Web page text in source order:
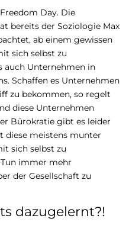
Day. Die
bereits der Soziologie Max
ab einem gewissen
sich selbst zu
auch Unternehmen in
Schaffen es Unternehmen
zu bekommen, so regelt
diese Unternehmen
Bürokratie gibt es leider
diese meistens munter
sich selbst zu
immer mehr
der Gesellschaft zu
dazugelernt?!